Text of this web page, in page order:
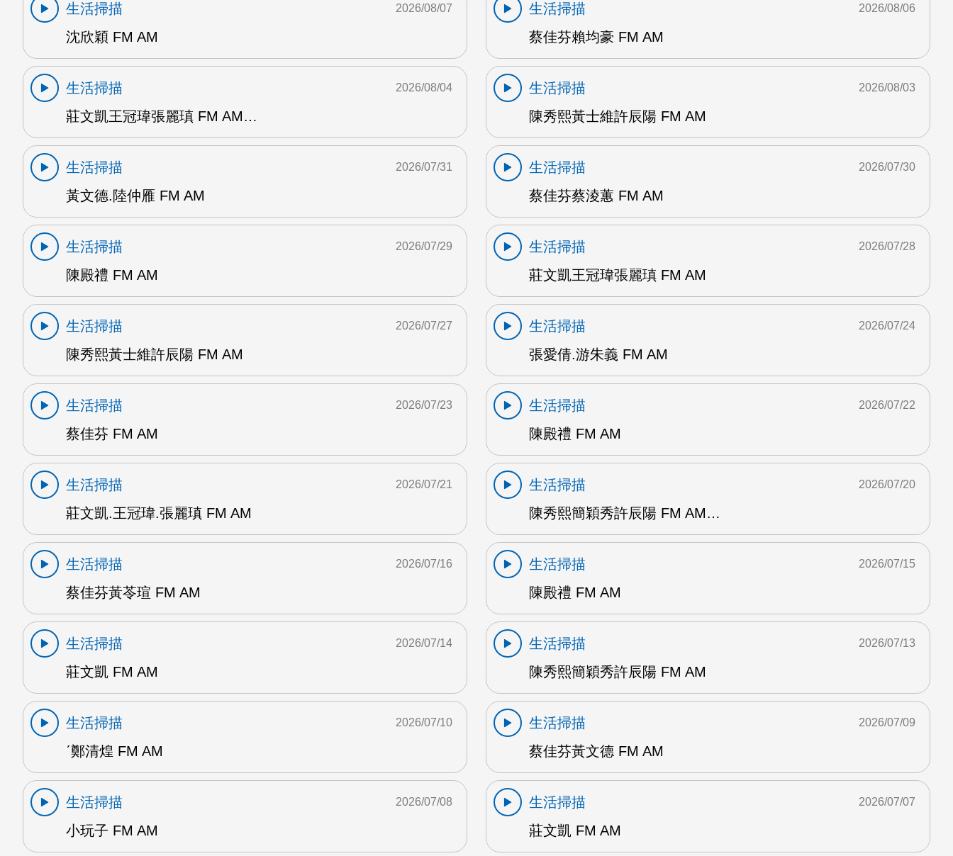
生活掃描
沈欣穎 FM AM
2026/08/07
生活掃描
蔡佳芬賴均豪 FM AM
2026/08/06
生活掃描
莊文凱王冠瑋張麗瑱 FM AM…
2026/08/04
生活掃描
陳秀熙黃士維許辰陽 FM AM
2026/08/03
生活掃描
黃文德.陸仲雁 FM AM
2026/07/31
生活掃描
蔡佳芬蔡淩蕙 FM AM
2026/07/30
生活掃描
陳殿禮 FM AM
2026/07/29
生活掃描
莊文凱王冠瑋張麗瑱 FM AM
2026/07/28
生活掃描
陳秀熙黃士維許辰陽 FM AM
2026/07/27
生活掃描
張愛倩.游朱義 FM AM
2026/07/24
生活掃描
蔡佳芬 FM AM
2026/07/23
生活掃描
陳殿禮 FM AM
2026/07/22
生活掃描
莊文凱.王冠瑋.張麗瑱 FM AM
2026/07/21
生活掃描
陳秀熙簡穎秀許辰陽 FM AM…
2026/07/20
生活掃描
蔡佳芬黃苓瑄 FM AM
2026/07/16
生活掃描
陳殿禮 FM AM
2026/07/15
生活掃描
莊文凱 FM AM
2026/07/14
生活掃描
陳秀熙簡穎秀許辰陽 FM AM
2026/07/13
生活掃描
ˊ鄭清煌 FM AM
2026/07/10
生活掃描
蔡佳芬黃文德 FM AM
2026/07/09
生活掃描
小玩子 FM AM
2026/07/08
生活掃描
莊文凱 FM AM
2026/07/07